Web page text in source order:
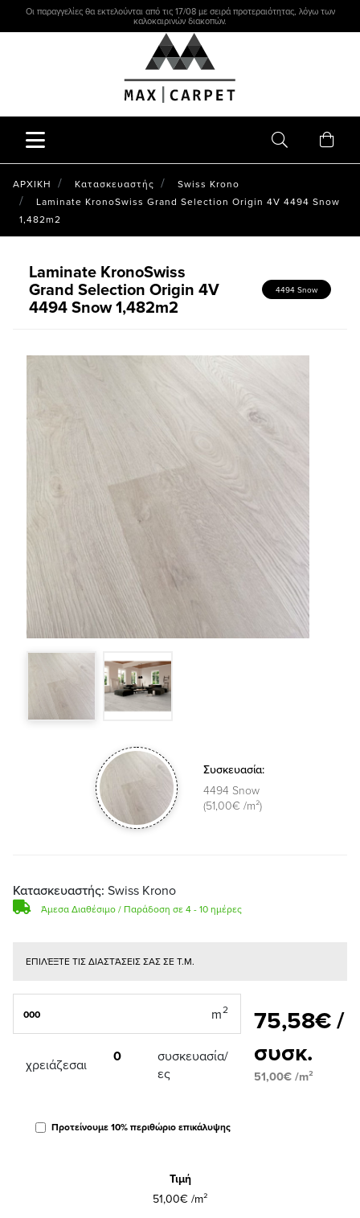
Οι παραγγελίες θα εκτελούνται από τις 17/08 με σειρά προτεραιότητας, λόγω των
καλοκαιρινών διακοπών.
ΑΡΧΙΚΗ Κατασκευαστής
Swiss Krono
Laminate KronoSwiss Grand Selection Origin 4V 4494 Snow
1,482m2
Laminate KronoSwiss
Grand Selection Origin 4V
4494 Snow 1,482m2
4494 Snow
Συσκευασία:
4494 Snow
(51,00€ /m²)
Κατασκευαστής: Swiss Krono
Άμεσα Διαθέσιμο / Παράδοση σε 4 - 10 ημέρες
ΕΠΙΛΈΞΤΕ ΤΙΣ ΔΙΑΣΤΆΣΕΙΣ ΣΑΣ ΣΕ Τ.Μ.
χρειάζεσαι 0
συσκευασία/
ες
75,58€ /
συσκ.
51,00€ /m²
Προτείνουμε 10% περιθώριο επικάλυψης
Τιμή
51,00€ /m²